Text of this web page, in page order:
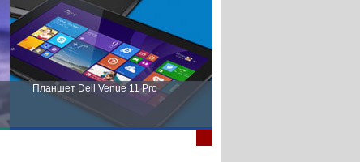
Планшет Dell Venue 11 Pro